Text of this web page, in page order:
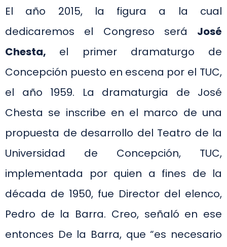
El año 2015, la figura a la cual
dedicaremos el Congreso será José
Chesta, el primer dramaturgo de
Concepción puesto en escena por el TUC,
el año 1959. La dramaturgia de José
Chesta se inscribe en el marco de una
propuesta de desarrollo del Teatro de la
Universidad de Concepción, TUC,
implementada por quien a fines de la
década de 1950, fue Director del elenco,
Pedro de la Barra. Creo, señaló en ese
entonces De la Barra, que “es necesario